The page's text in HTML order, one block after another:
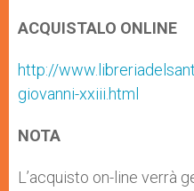
ACQUISTALO ONLINE
http://
giovanni-xxiii.html
NOTA
L’acquisto on-line verrà